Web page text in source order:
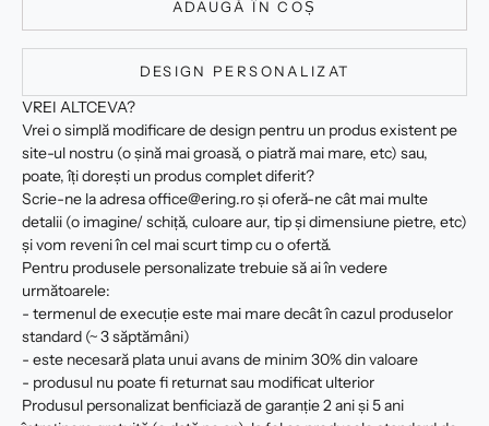
ADAUGĂ ÎN COȘ
DESIGN PERSONALIZAT
VREI ALTCEVA?
Vrei o simplă modificare de design pentru un produs existent pe
site-ul nostru (o șină mai groasă, o piatră mai mare, etc) sau,
poate, îți dorești un produs complet diferit?
Scrie-ne la adresa office@ering.ro și oferă-ne cât mai multe
detalii (o imagine/ schiță, culoare aur, tip și dimensiune pietre, etc)
și vom reveni în cel mai scurt timp cu o ofertă.
Pentru produsele personalizate trebuie să ai în vedere
următoarele:
- termenul de execuție este mai mare decât în cazul produselor
standard (~ 3 săptămâni)
- este necesară plata unui avans de minim 30% din valoare
- produsul nu poate fi returnat sau modificat ulterior
Produsul personalizat benficiază de garanție 2 ani și 5 ani